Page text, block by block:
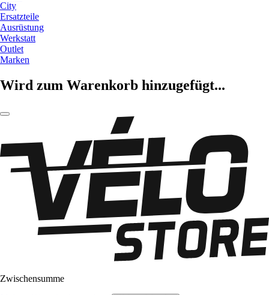
City
Ersatzteile
Ausrüstung
Werkstatt
Outlet
Marken
Wird zum Warenkorb hinzugefügt...
Zwischensumme